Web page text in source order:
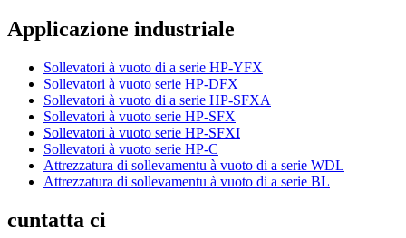
Applicazione industriale
Sollevatori à vuoto di a serie HP-YFX
Sollevatori à vuoto serie HP-DFX
Sollevatori à vuoto di a serie HP-SFXA
Sollevatori à vuoto serie HP-SFX
Sollevatori à vuoto serie HP-SFXI
Sollevatori à vuoto serie HP-C
Attrezzatura di sollevamentu à vuoto di a serie WDL
Attrezzatura di sollevamentu à vuoto di a serie BL
cuntatta ci